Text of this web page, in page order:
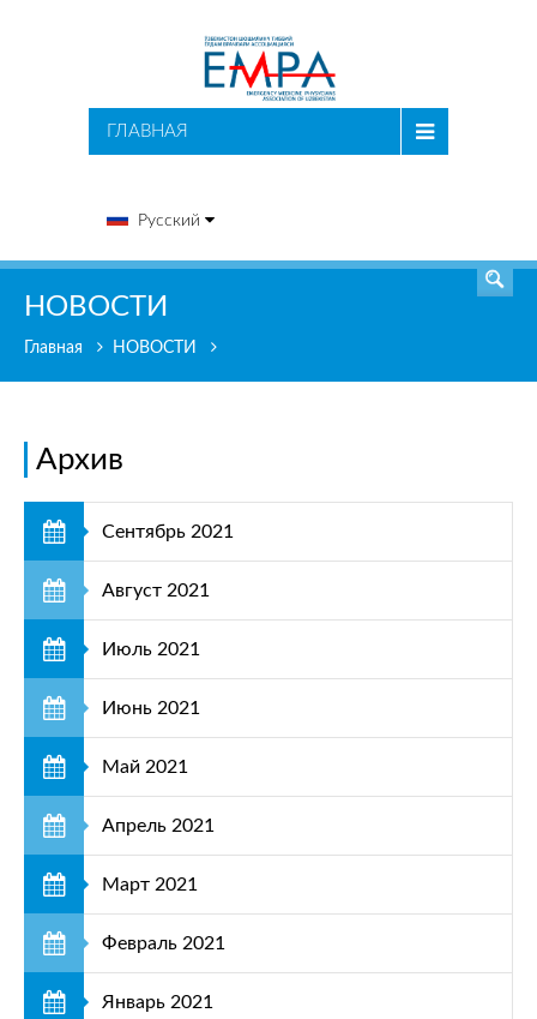
ГЛАВНАЯ
Русский
ПОИСК
НОВОСТИ
Главная НОВОСТИ
Архив
Сентябрь 2021
Август 2021
Июль 2021
Июнь 2021
Май 2021
Апрель 2021
Март 2021
Февраль 2021
Январь 2021